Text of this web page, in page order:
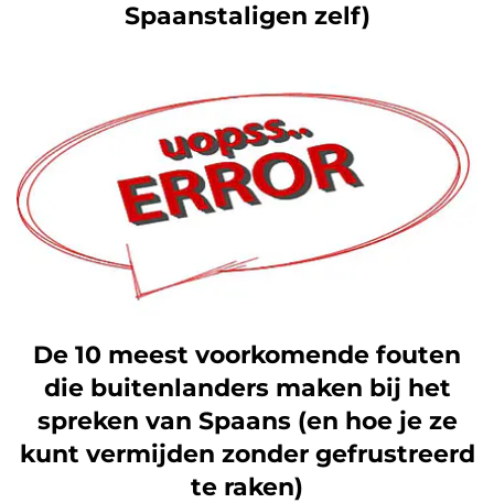
Spaanstaligen zelf)
De 10 meest voorkomende fouten
die buitenlanders maken bij het
spreken van Spaans (en hoe je ze
kunt vermijden zonder gefrustreerd
te raken)